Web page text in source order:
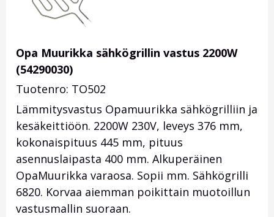
Opa Muurikka sähkögrillin vastus 2200W
(54290030)
Tuotenro: TO502
Lämmitysvastus Opamuurikka sähkögrilliin ja
kesäkeittiöön. 2200W 230V, leveys 376 mm,
kokonaispituus 445 mm, pituus
asennuslaipasta 400 mm. Alkuperäinen
OpaMuurikka varaosa. Sopii mm. Sähkögrilli
6820. Korvaa aiemman poikittain muotoillun
vastusmallin suoraan.